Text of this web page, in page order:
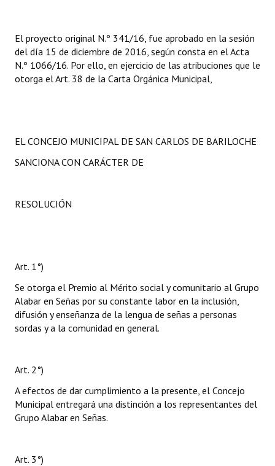
El proyecto original N.º 341/16, fue aprobado en la sesión
del día 15 de diciembre de 2016, según consta en el Acta
N.º 1066/16. Por ello, en ejercicio de las atribuciones que le
otorga el Art. 38 de la Carta Orgánica Municipal,
EL CONCEJO MUNICIPAL DE SAN CARLOS DE BARILOCHE
SANCIONA CON CARÁCTER DE
RESOLUCIÓN
Art. 1°)
Se otorga el Premio al Mérito social y comunitario al Grupo
Alabar en Señas por su constante labor en la inclusión,
difusión y enseñanza de la lengua de señas a personas
sordas y a la comunidad en general.
Art. 2°)
A efectos de dar cumplimiento a la presente, el Concejo
Municipal entregará una distinción a los representantes del
Grupo Alabar en Señas.
Art. 3°)